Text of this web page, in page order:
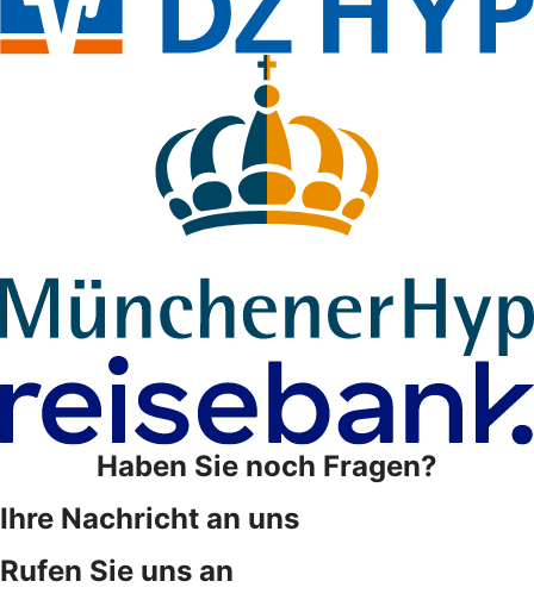
Haben Sie noch Fragen?
Ihre Nachricht an uns
Rufen Sie uns an